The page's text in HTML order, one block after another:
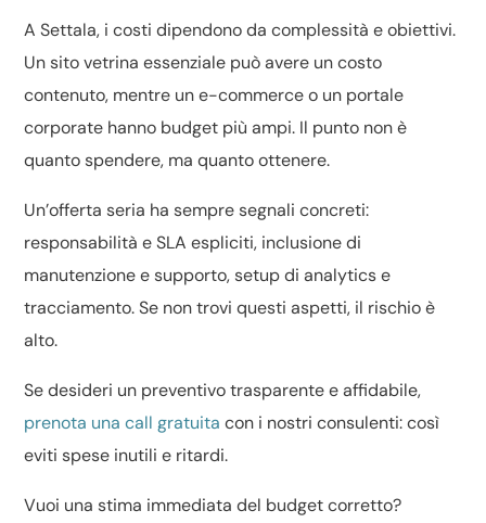
A Settala, i costi dipendono da complessità e obiettivi.
Un sito vetrina essenziale può avere un costo
contenuto, mentre un e-commerce o un portale
corporate hanno budget più ampi. Il punto non è
quanto spendere, ma quanto ottenere.
Un’offerta seria ha sempre segnali concreti:
responsabilità e SLA espliciti, inclusione di
manutenzione e supporto, setup di analytics e
tracciamento. Se non trovi questi aspetti, il rischio è
alto.
Se desideri un preventivo trasparente e affidabile,
prenota una call gratuita con i nostri consulenti: così
eviti spese inutili e ritardi.
Vuoi una stima immediata del budget corretto?